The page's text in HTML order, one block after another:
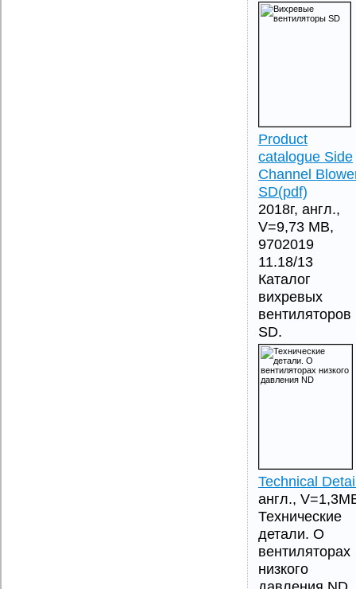
Product
catalogue Side
Channel
SD(pdf)
2018г, англ.,
V=9,73 MB,
9702019
11.18/13
Каталог
вихревых
вентиляторов
SD.
Technical
англ.,
Технические
детали. О
вентиляторах
низкого